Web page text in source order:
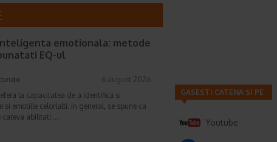
emotionala: metode
EQ-ul
6 august 2026
la capacitatea de a identifica si
si emotiile celorlalti. In general, se spune ca
cateva abilitati:…
GASESTI CATENA SI PE
Youtube